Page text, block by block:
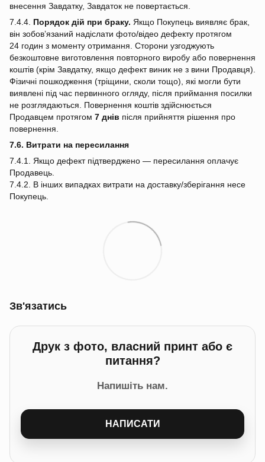
внесення Завдатку, Завдаток не повертається.
7.4.4. Порядок дій при браку. Якщо Покупець виявляє брак,
він зобов’язаний надіслати фото/відео дефекту протягом
24 годин з моменту отримання. Сторони узгоджують
безкоштовне виготовлення повторного виробу або повернення
коштів (крім Завдатку, якщо дефект виник не з вини Продавця).
Фізичні пошкодження (тріщини, сколи тощо), які могли бути
виявлені під час первинного огляду, після приймання посилки
не розглядаються. Повернення коштів здійснюється
Продавцем протягом 7 днів після прийняття рішення про
повернення.
7.6. Витрати на пересилання
7.4.1. Якщо дефект підтверджено — пересилання оплачує
Продавець.
7.4.2. В інших випадках витрати на доставку/зберігання несе
Покупець.
Зв'язатись
Друк з фото, власний принт або є
питання?
Напишіть нам.
НАПИСАТИ